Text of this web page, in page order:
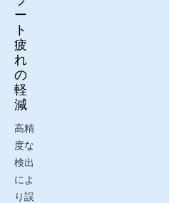
ー
ト
疲
れ
の
軽
減
高精
度な
検出
によ
り誤